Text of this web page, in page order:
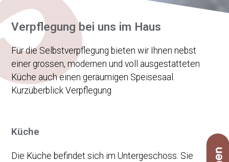
Verpflegung bei uns im Haus
Für die Selbstverpflegung bieten wir Ihnen nebst
einer grossen, modernen und voll ausgestatteten
Küche auch einen geräumigen Speisesaal.
Kurzüberblick Verpflegung
Küche
Die Küche befindet sich im Untergeschoss. Sie